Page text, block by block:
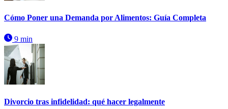
Cómo Poner una Demanda por Alimentos: Guía Completa
9 min
Divorcio tras infidelidad: qué hacer legalmente